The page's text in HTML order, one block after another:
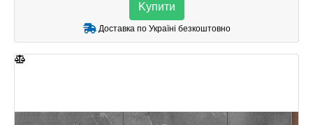
Kупити
Доставка по Україні безкоштовно